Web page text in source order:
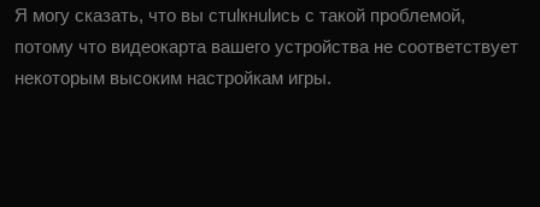
Я могу сказать, что вы стulкнulись с такой проблемой,
потому что видеокарта вашего устройства не соответствует
некоторым высоким настройкам игры.